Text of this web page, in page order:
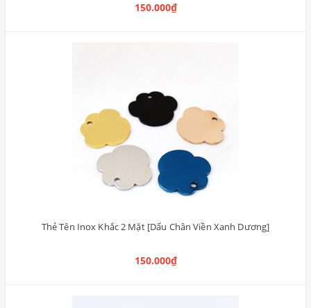
150.000₫
Thẻ Tên Inox Khắc 2 Mặt [Dấu Chân Viền Xanh Dương]
150.000₫